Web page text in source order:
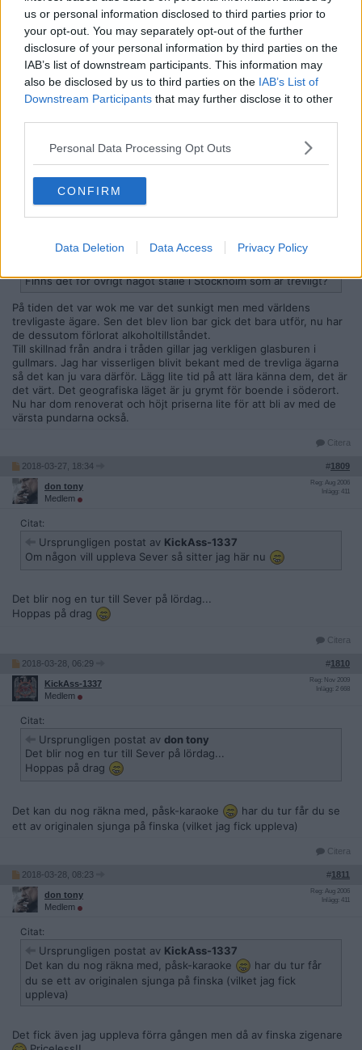
us or personal information disclosed to third parties prior to
your opt-out. You may separately opt-out of the further
disclosure of your personal information by third parties on the
IAB’s list of downstream participants. This information may
also be disclosed by us to third parties on the IAB’s List of
Downstream Participants that may further disclose it to other
Personal Data Processing Opt Outs
CONFIRM
Data Deletion Data Access Privacy Policy
2018-03-03, 22:10 #1807
KickAss-1337
Medlem
Reg: Nov 2009
Inlägg: 2 668
Om någon vill uppleva Sever så sitter jag här nu
2018-03-17, 17:54
Reg: Aug 2013
Citat:
Var och besökte det som förut hette "WokMe" eller "Wok
Me", vid medborgarplatsen, för ett par veckor sedan. Det var
Finns det för övrigt något ställe i Stockholm som är trevligt?
På tiden det var wok me var det sunkigt men med världens
trevligaste ägare. Sen det blev lion bar gick det bara utför, nu har
de dessutom förlorat alkoholtillståndet.
Till skillnad från andra i tråden gillar jag verkligen glasburen i
gullmars. Jag har visserligen blivit bekant med de trevliga ägarna
så det kan ju vara därför. Lägg lite tid på att lära känna dem, det är
det värt. Det geografiska läget är ju grymt för boende i söderort.
Nu har dom renoverat och höjt priserna lite för att bli av med de
värsta pundarna också.
Citera
2018-03-27, 18:34 #1809
don tony
Medlem
Reg: Aug 2006
Inlägg: 411
Citat:
Ursprungligen postat av KickAss-1337
Om någon vill uppleva Sever så sitter jag här nu
Det blir nog en tur till Sever på lördag...
Hoppas på drag
Citera
2018-03-28, 06:29 #1810
KickAss-1337
Medlem
Reg: Nov 2009
Inlägg: 2 668
Citat:
Ursprungligen postat av don tony
Det blir nog en tur till Sever på lördag...
Hoppas på drag
Det kan du nog räkna med, påsk-karaoke
har du tur får du se
ett av originalen sjunga på finska (vilket jag fick uppleva)
Citera
2018-03-28, 08:23 #1811
don tony
Medlem
Reg: Aug 2006
Inlägg: 411
Citat:
Ursprungligen postat av KickAss-1337
Det kan du nog räkna med, påsk-karaoke
har du tur får
du se ett av originalen sjunga på finska (vilket jag fick
uppleva)
Det fick även jag uppleva förra gången men då av finska zigenare